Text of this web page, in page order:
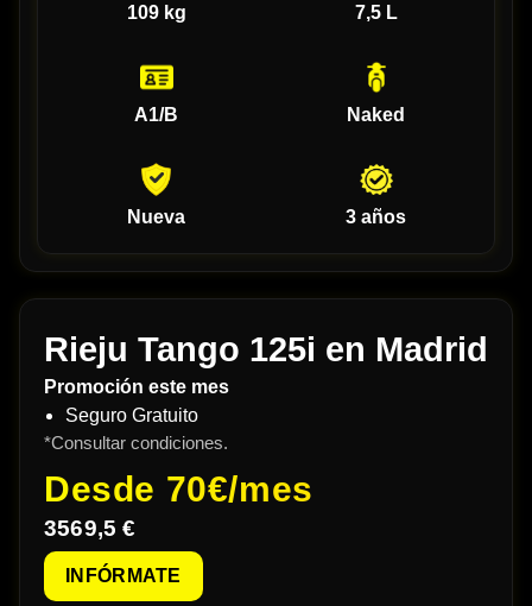
109 kg 7,5 L
A1/B Naked
Nueva 3 años
Rieju Tango 125i en Madrid
Promoción este mes
Seguro Gratuito
*Consultar condiciones.
Desde 70€/mes
3569,5 €
INFÓRMATE